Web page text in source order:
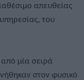
απευθείας
του
μία σειρά
στον φυσικό